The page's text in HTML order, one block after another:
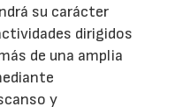
su carácter
dirigidos
de una amplia
y